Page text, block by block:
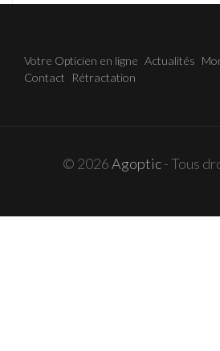
Votre Opticien en ligne Actualités
Contact
Rétractation
© 2026Agoptic- Tous